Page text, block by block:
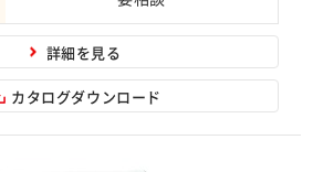
詳細を見る
カタログダウンロード